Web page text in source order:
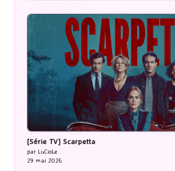
[Série TV] Scarpetta
par LuCioLe
29 mai 2026